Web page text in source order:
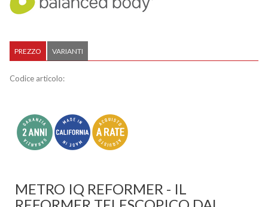
PREZZO VARIANTI
Codice articolo:
METRO IQ REFORMER - IL